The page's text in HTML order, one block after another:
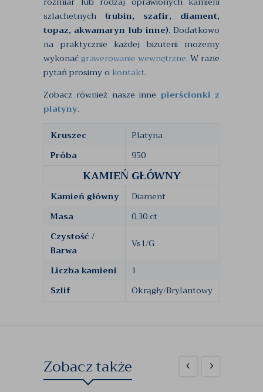
szlachetnych (rubin, szafir, diament,
topaz, akwamaryn lub inne). Dodatkowo
na praktycznie każdej biżuterii możemy
wykonać grawerowanie wewnętrzne. W razie
pytań prosimy o kontakt.
Zobacz również nasze inne pierścionki z
platyny.
Kruszec
Platyna
Próba
950
KAMIEŃ GŁÓWNY
Kamień główny
Diament
Masa
0,30 ct
Czystość /
Barwa
Vs1/G
Liczba kamieni
1
Szlif
Okrągły/Brylantowy
Zobacz także